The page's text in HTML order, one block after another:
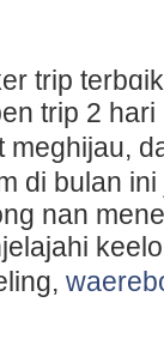
trip
trip 2
di bulan
nan